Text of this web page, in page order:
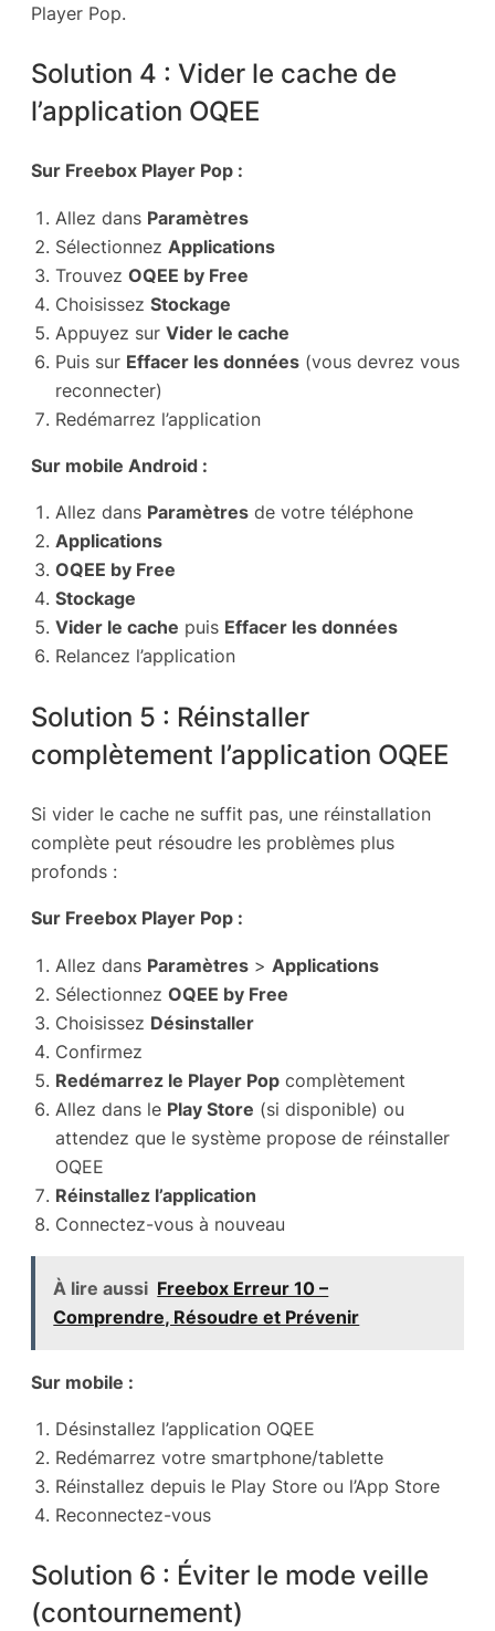
Player Pop.
Solution 4 : Vider le cache de
l’application OQEE
Sur Freebox Player Pop :
Allez dans Paramètres
Sélectionnez Applications
Trouvez OQEE by Free
Choisissez Stockage
Appuyez sur Vider le cache
Puis sur Effacer les données (vous devrez vous
reconnecter)
Redémarrez l’application
Sur mobile Android :
Allez dans Paramètres de votre téléphone
Applications
OQEE by Free
Stockage
Vider le cache puis Effacer les données
Relancez l’application
Solution 5 : Réinstaller
complètement l’application OQEE
Si vider le cache ne suffit pas, une réinstallation
complète peut résoudre les problèmes plus
profonds :
Sur Freebox Player Pop :
Allez dans Paramètres > Applications
Sélectionnez OQEE by Free
Choisissez Désinstaller
Confirmez
Redémarrez le Player Pop complètement
Allez dans le Play Store (si disponible) ou
attendez que le système propose de réinstaller
OQEE
Réinstallez l’application
Connectez-vous à nouveau
À lire aussi Freebox Erreur 10 –
Comprendre, Résoudre et Prévenir
Sur mobile :
Désinstallez l’application OQEE
Redémarrez votre smartphone/tablette
Réinstallez depuis le Play Store ou l’App Store
Reconnectez-vous
Solution 6 : Éviter le mode veille
(contournement)